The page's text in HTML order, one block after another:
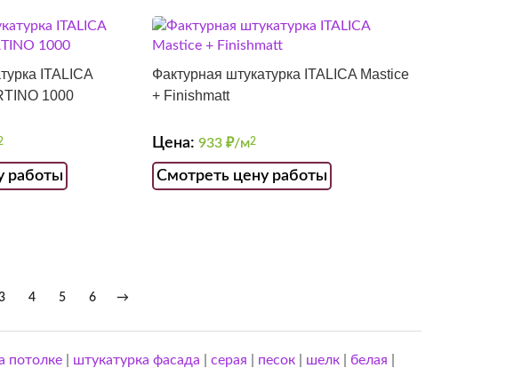
ITALICA
1000
работы
Фактурная штукатурка ITALICA Mastice
+ Finishmatt
Цена:933₽/м2
Смотреть цену работы
4 5 6 →
потолке| штукатурка фасада серая песок| шелк| белая